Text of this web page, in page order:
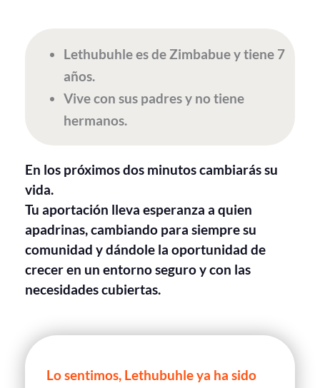
Lethubuhle es de Zimbabue y tiene 7
años.
Vive con sus padres y no tiene
hermanos.
En los próximos dos minutos cambiarás su
vida.
Tu aportación lleva esperanza a quien
apadrinas, cambiando para siempre su
comunidad y dándole la oportunidad de
crecer en un entorno seguro y con las
necesidades cubiertas.
Lo sentimos, Lethubuhle ya ha sido